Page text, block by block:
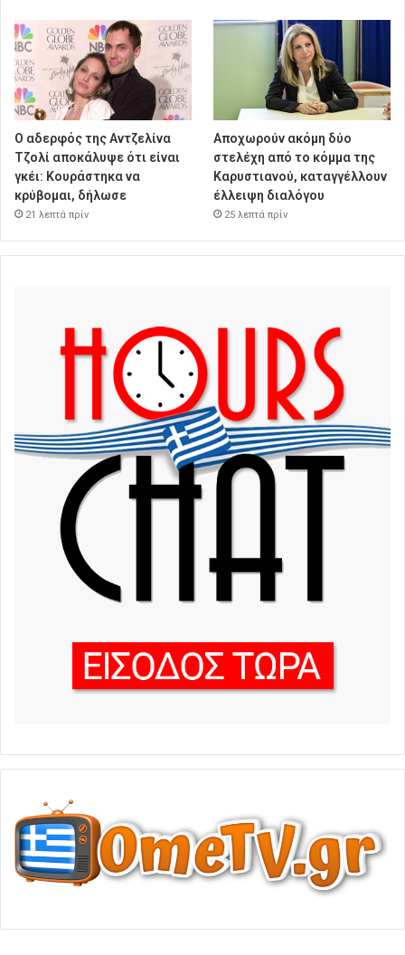
Ο αδερφός της Αντζελίνα
Τζολί αποκάλυψε ότι είναι
γκέι: Κουράστηκα να
κρύβομαι, δήλωσε
21 λεπτά πρίν
Αποχωρούν ακόμη δύο
στελέχη από το κόμμα της
Καρυστιανού, καταγγέλλουν
έλλειψη διαλόγου
25 λεπτά πρίν